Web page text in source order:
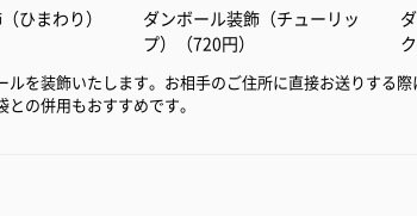
ひまわり）
ダンボール装飾（チューリッ
プ）（720円）
ルを装飾いたします。お相手のご住所に直接お送りする
との併用もおすすめです。